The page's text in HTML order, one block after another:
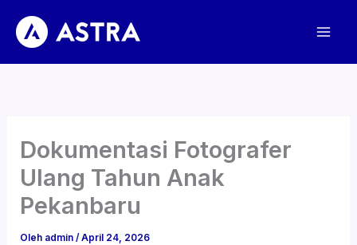
konten
Dokumentasi Fotografer
Ulang Tahun Anak
Pekanbaru
Oleh admin/April 24, 2026